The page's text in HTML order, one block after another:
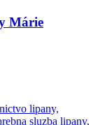
Márie